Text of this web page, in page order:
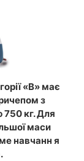
«В» має
з
кг. Для
маси
навчанн я